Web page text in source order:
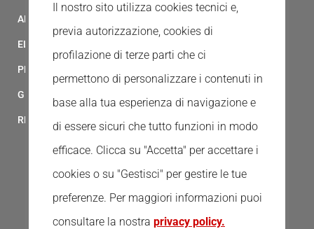
ALBO FORNITORI
ELENCO AVVOCATI
PRIVACY
GESTIONALE GAIA
RED CLOUD
Il nostro sito utilizza cookies tecnici e,
previa autorizzazione, cookies di
profilazione di terze parti che ci
permettono di personalizzare i contenuti in
base alla tua esperienza di navigazione e
di essere sicuri che tutto funzioni in modo
efficace. Clicca su "Accetta" per accettare i
cookies o su "Gestisci" per gestire le tue
preferenze. Per maggiori informazioni puoi
consultare la nostra privacy policy.